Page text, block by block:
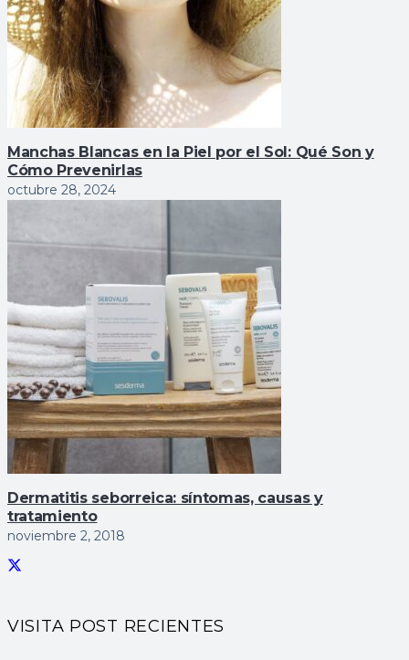
Manchas Blancas en la Piel por el Sol: Qué Son y
Cómo Prevenirlas
octubre 28, 2024
Dermatitis seborreica: sí­ntomas, causas y
tratamiento
noviembre 2, 2018
VISITA POST RECIENTES